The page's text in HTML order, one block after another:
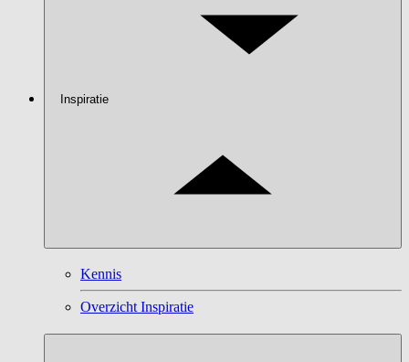
Inspiratie
Kennis
Overzicht Inspiratie